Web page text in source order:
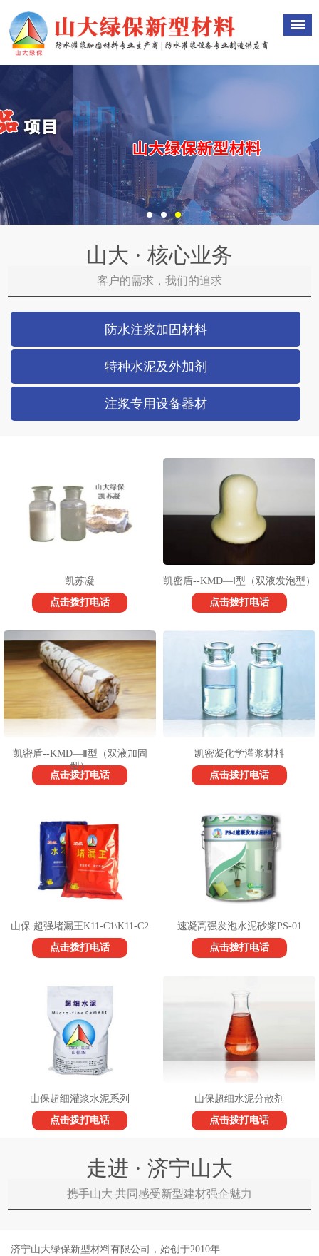
山大 · 核心业务
客户的需求，我们的追求
防水注浆加固材料
特种水泥及外加剂
注浆专用设备器材
凯苏凝
点击拨打电话
凯密盾--KMD—Ⅰ型（双液发泡型）
点击拨打电话
凯密盾--KMD—Ⅱ型（双液加固
型）
点击拨打电话
凯密凝化学灌浆材料
点击拨打电话
山保 超强堵漏王K11-C1\K11-C2
点击拨打电话
速凝高强发泡水泥砂浆PS-01
点击拨打电话
山保超细灌浆水泥系列
点击拨打电话
山保超细水泥分散剂
点击拨打电话
走进 · 济宁山大
携手山大 共同感受新型建材强企魅力
济宁山大绿保新型材料有限公司，始创于2010年